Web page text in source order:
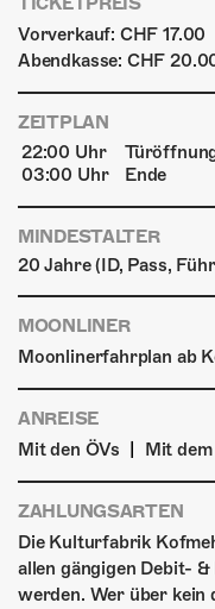
Vorverkauf: CHF 17.00
Abendkasse: CHF
ZEITPLAN
22:00 Uhr
03:00 Uhr
Ende
MINDESTALTER
20 Jahre (ID, Pass,
MOONLINER
Moonlinerfahrplan ab
ANREISE
Mit den ÖVs
Mit
ZAHLUNGSARTEN
Die Kulturfabrik
allen gängigen Debit-
werden. Wer über